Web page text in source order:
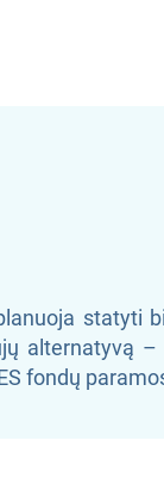
statyti
alternatyvą
fondų